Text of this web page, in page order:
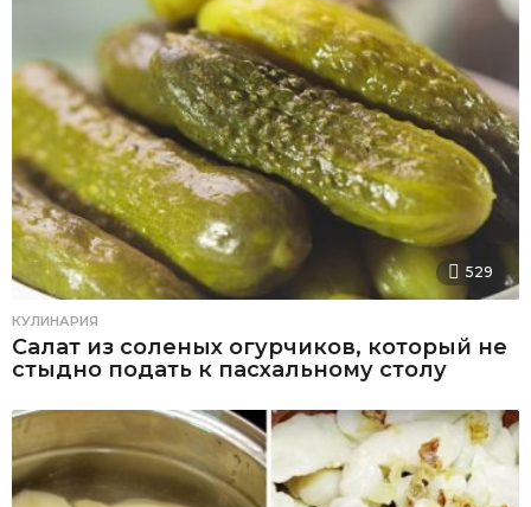
529
КУЛИНАРИЯ
Салат из соленых огурчиков, который не
стыдно подать к пасхальному столу